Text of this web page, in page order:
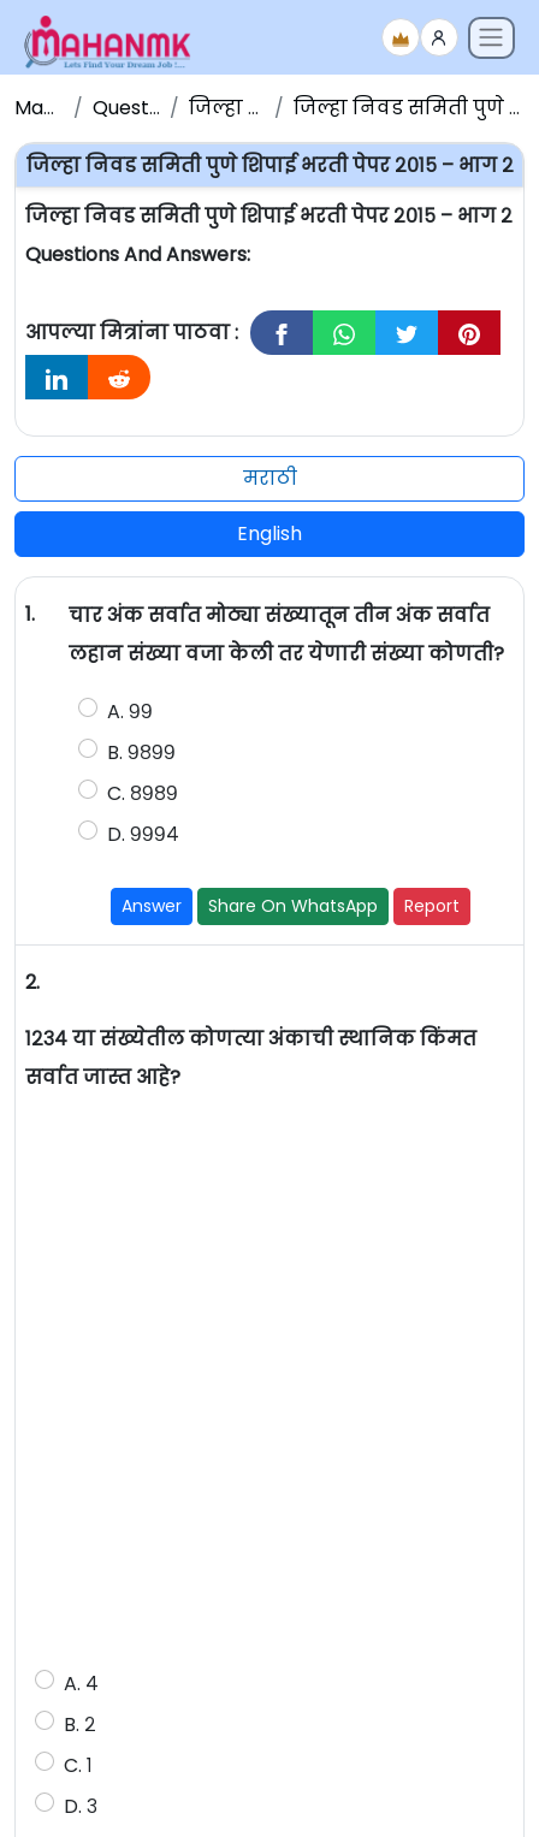
Maha NMK Question Papers जिल्हा निवड समिती जिल्हा निवड समिती पुणे शिपाई भरती पेपर २०१५ – भाग २
जिल्हा निवड समिती पुणे शिपाई भरती पेपर २०१५ – भाग २
जिल्हा निवड समिती पुणे शिपाई भरती पेपर २०१५ – भाग २
Questions And Answers:
आपल्या मित्रांना पाठवा :
मराठी
English
1.
चार अंक सर्वात मोठ्या संख्यातून तीन अंक सर्वात
लहान संख्या वजा केली तर येणारी संख्या कोणती?
A. ९९
B. ९८९९
C. ८९८९
D. ९९९४
Answer Share On WhatsApp Report
2.
१२३४ या संख्येतील कोणत्या अंकाची स्थानिक किंमत
सर्वात जास्त आहे?
A. ४
B. २
C. १
D. ३